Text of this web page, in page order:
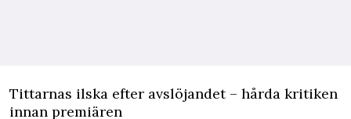
Tittarnas ilska efter avslöjandet – hårda kritiken
innan premiären